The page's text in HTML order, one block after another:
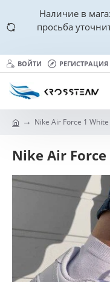
Наличие в
просьба
ВОЙТИ РЕГИСТРАЦИЯ
Nike Air Force 1
Nike Air